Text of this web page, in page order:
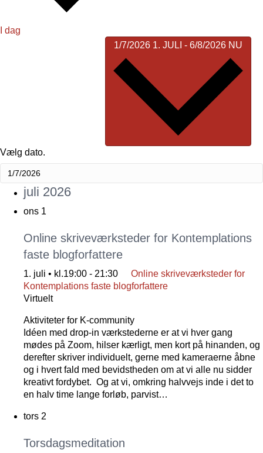
I dag
1/7/2026 1. JULI-6/8/2026 NU
Vælg dato.
juli 2026
ons 1
Online skriveværksteder for Kontemplations
faste blogforfattere
1. juli • kl.19:00 - 21:30
Online skriveværksteder for
Kontemplations faste blogforfattere
Virtuelt
Aktiviteter for K-community
Idéen med drop-in værkstederne er at vi hver gang
mødes på Zoom, hilser kærligt, men kort på hinanden, og
derefter skriver individuelt, gerne med kameraerne åbne
og i hvert fald med bevidstheden om at vi alle nu sidder
kreativt fordybet. Og at vi, omkring halvvejs inde i det to
en halv time lange forløb, parvist…
tors 2
Torsdagsmeditation